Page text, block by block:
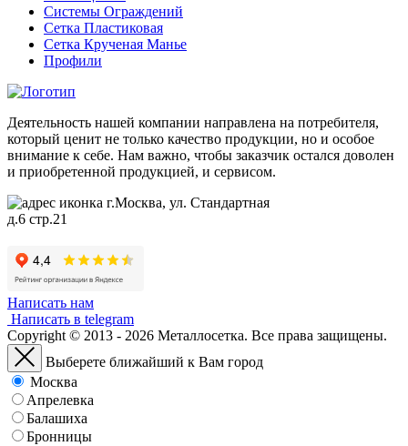
Системы Ограждений
Сетка Пластиковая
Сетка Крученая Манье
Профили
Деятельность нашей компании направлена на потребителя,
который ценит не только качество продукции, но и особое
внимание к себе. Нам важно, чтобы заказчик остался доволен
и приобретенной продукцией, и сервисом.
г.Москва, ул. Стандартная
д.6 стр.21
Написать нам
Написать в telegram
Copyright © 2013 - 2026 Металлосетка. Все права защищены.
Выберете ближайший к Вам город
Москва
Апрелевка
Балашиха
Бронницы